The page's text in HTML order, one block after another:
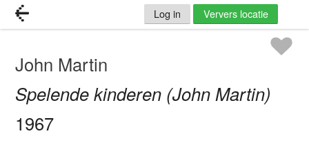
Log in Ververs locatie
John Martin
Spelende kinderen (John Martin)
1967